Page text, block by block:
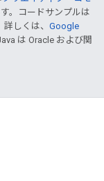
。コードサンプルは
しくは、 Google
は Oracle および関